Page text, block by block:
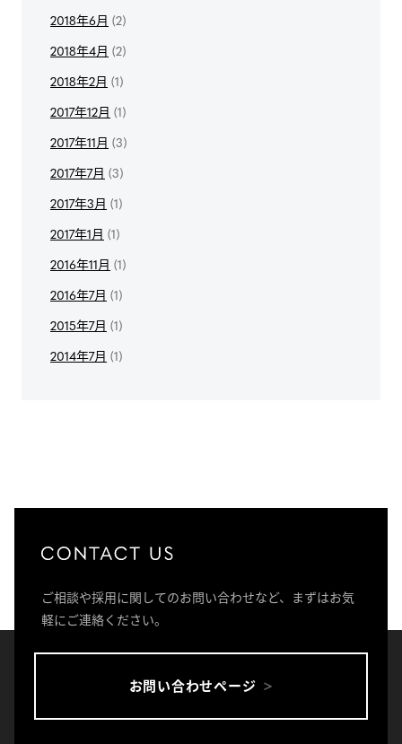
2018年6月 (2)
2018年4月 (2)
2018年2月 (1)
2017年12月 (1)
2017年11月 (3)
2017年7月 (3)
2017年3月 (1)
2017年1月 (1)
2016年11月 (1)
2016年7月 (1)
2015年7月 (1)
2014年7月 (1)
ご相談や採用に関してのお問い合わせなど、まずはお気
軽にご連絡ください。
お問い合わせページ